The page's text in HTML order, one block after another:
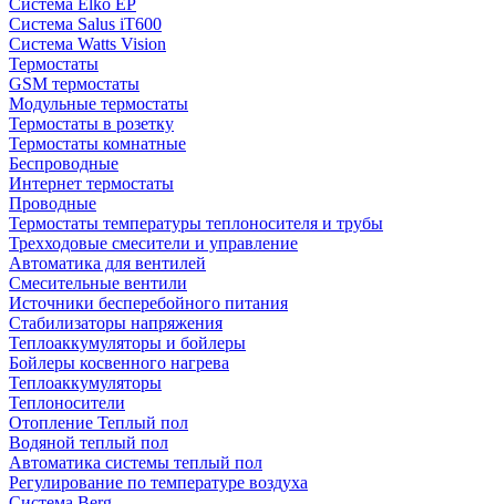
Система Salus iT600
Система Watts Vision
Термостаты
GSM термостаты
Модульные термостаты
Термостаты в розетку
Термостаты комнатные
Беспроводные
Интернет термостаты
Проводные
Термостаты температуры теплоносителя и трубы
Трехходовые смесители и управление
Автоматика для вентилей
Смесительные вентили
Источники бесперебойного питания
Стабилизаторы напряжения
Теплоаккумуляторы и бойлеры
Бойлеры косвенного нагрева
Теплоаккумуляторы
Теплоносители
Отопление Теплый пол
Водяной теплый пол
Автоматика системы теплый пол
Регулирование по температуре воздуха